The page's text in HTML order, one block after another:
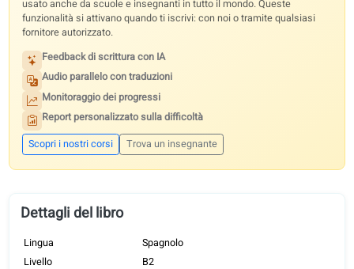
App per l’apprendimento
Tutte le traduzioni nell’app
CON LA LICENZA DEL CORSO
Questo libro di testo è alla base dei nostri corsi coLanguage ed è
usato anche da scuole e insegnanti in tutto il mondo. Queste
funzionalità si attivano quando ti iscrivi: con noi o tramite qualsiasi
fornitore autorizzato.
Audio parallelo con traduzioni
Monitoraggio dei progressi
Report personalizzato sulla difficoltà